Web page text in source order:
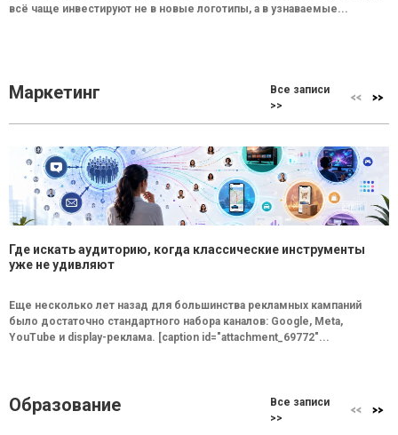
всё чаще инвестируют не в новые логотипы, а в узнаваемые...
Маркетинг
Все записи
>>
Где искать аудиторию, когда классические инструменты
уже не удивляют
Еще несколько лет назад для большинства рекламных кампаний
было достаточно стандартного набора каналов: Google, Meta,
YouTube и display-реклама. [caption id="attachment_69772"...
Образование
Все записи
>>